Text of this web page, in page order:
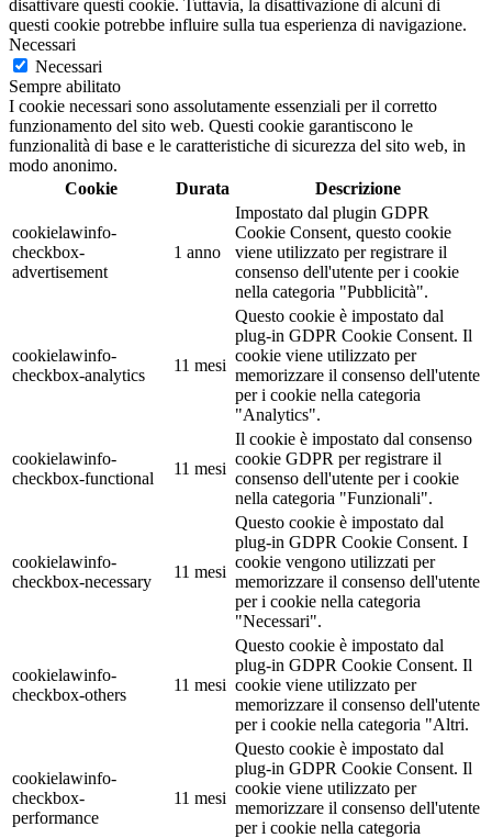
disattivare questi cookie. Tuttavia, la disattivazione di alcuni di
questi cookie potrebbe influire sulla tua esperienza di navigazione.
Necessari
Necessari
Sempre abilitato
I cookie necessari sono assolutamente essenziali per il corretto
funzionamento del sito web. Questi cookie garantiscono le
funzionalità di base e le caratteristiche di sicurezza del sito web, in
modo anonimo.
Cookie
Durata Descrizione
cookielawinfo-
checkbox-
advertisement
1 anno
Impostato dal plugin GDPR
Cookie Consent, questo cookie
viene utilizzato per registrare il
consenso dell'utente per i cookie
nella categoria "Pubblicità".
cookielawinfo-
checkbox-analytics
11 mesi
Questo cookie è impostato dal
plug-in GDPR Cookie Consent. Il
cookie viene utilizzato per
memorizzare il consenso dell'utente
per i cookie nella categoria
"Analytics".
cookielawinfo-
checkbox-functional
11 mesi
Il cookie è impostato dal consenso
cookie GDPR per registrare il
consenso dell'utente per i cookie
nella categoria "Funzionali".
cookielawinfo-
checkbox-necessary
11 mesi
Questo cookie è impostato dal
plug-in GDPR Cookie Consent. I
cookie vengono utilizzati per
memorizzare il consenso dell'utente
per i cookie nella categoria
"Necessari".
cookielawinfo-
checkbox-others
11 mesi
Questo cookie è impostato dal
plug-in GDPR Cookie Consent. Il
cookie viene utilizzato per
memorizzare il consenso dell'utente
per i cookie nella categoria "Altri.
cookielawinfo-
checkbox-
performance
11 mesi
Questo cookie è impostato dal
plug-in GDPR Cookie Consent. Il
cookie viene utilizzato per
memorizzare il consenso dell'utente
per i cookie nella categoria